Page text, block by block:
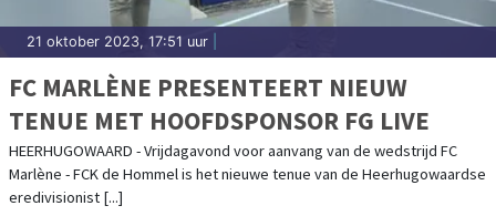
21 oktober 2023, 17:51 uur
FC MARLÈNE PRESENTEERT NIEUW
TENUE MET HOOFDSPONSOR FG LIVE
HEERHUGOWAARD - Vrijdagavond voor aanvang van de wedstrijd FC
Marlène - FCK de Hommel is het nieuwe tenue van de Heerhugowaardse
eredivisionist [...]